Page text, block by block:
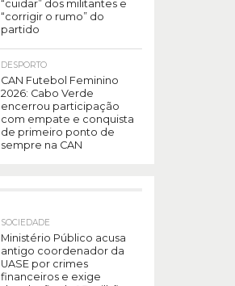
“cuidar” dos militantes e
“corrigir o rumo” do
partido
DESPORTO
CAN Futebol Feminino
2026: Cabo Verde
encerrou participação
com empate e conquista
de primeiro ponto de
sempre na CAN
SOCIEDADE
Ministério Público acusa
antigo coordenador da
UASE por crimes
financeiros e exige